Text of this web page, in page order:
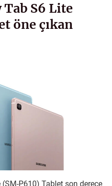
Tab S6 Lite
öne çıkan
P610) Tablet son derece